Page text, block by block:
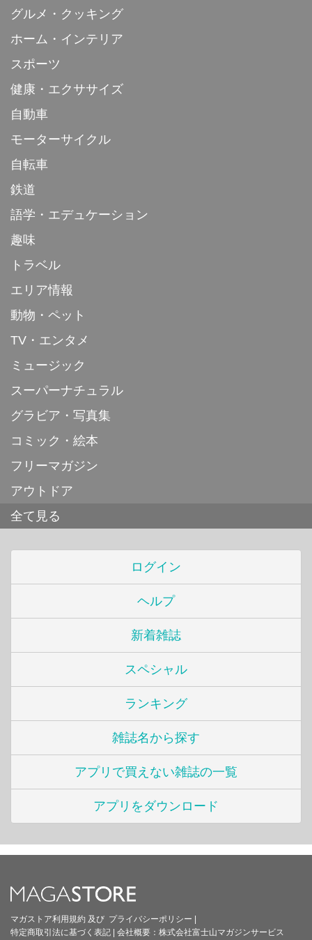
グルメ・クッキング
ホーム・インテリア
スポーツ
健康・エクササイズ
自動車
モーターサイクル
自転車
鉄道
語学・エデュケーション
趣味
トラベル
エリア情報
動物・ペット
TV・エンタメ
ミュージック
スーパーナチュラル
グラビア・写真集
コミック・絵本
フリーマガジン
アウトドア
全て見る
ログイン
ヘルプ
新着雑誌
スペシャル
ランキング
雑誌名から探す
アプリで買えない雑誌の一覧
アプリをダウンロード
マガストア利用規約 及び プライバシーポリシー
特定商取引法に基づく表記
会社概要： 株式会社富士山マガジンサービス